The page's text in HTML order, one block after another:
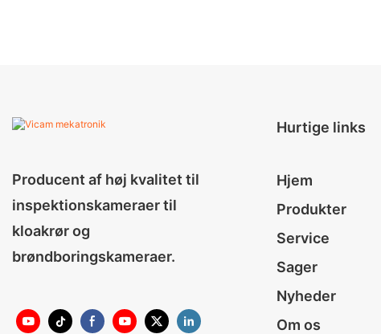
Producent af høj kvalitet til
inspektionskameraer til
kloakrør og
brøndboringskameraer.
Hurtige links
Hjem
Produkter
Service
Sager
Nyheder
Om os